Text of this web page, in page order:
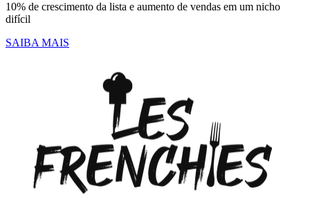
10% de crescimento da lista e aumento de vendas em um nicho
difícil
SAIBA MAIS